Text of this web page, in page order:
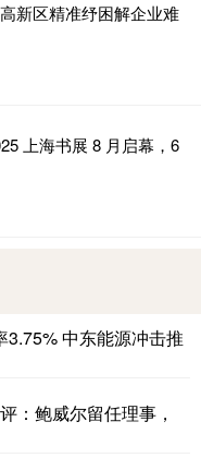
新区精准纾困解企业难
上海书展 8 月启幕，6
中东能源冲击推
：鲍威尔留任理事，